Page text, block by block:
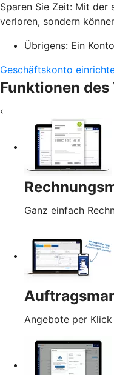
Sparen Sie Zeit: Mit der
verloren, sondern
Übrigens: Ein
Geschäftskonto
Funktionen
‹
Ganz einfach
Angebote per